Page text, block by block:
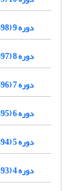
دوره 9 (1398)
دوره 8 (1397)
دوره 7 (1396)
دوره 6 (1395)
دوره 5 (1394)
دوره 4 (1393)